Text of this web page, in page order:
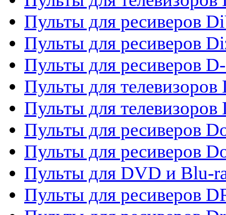
Пульты для ресиверов
Пульты для ресиверов
Пульты для ресиверов
Пульты для телевизоров
Пульты для
Пульты для ресиверов
Пульты для ресиверов
Пульты для DVD и Blu-
Пульты для ресиверов